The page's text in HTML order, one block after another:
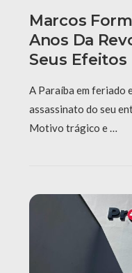
Marcos
Anos Da
Seus Efeitos
A Paraíba em feriado
assassinato do seu
Motivo trágico e …